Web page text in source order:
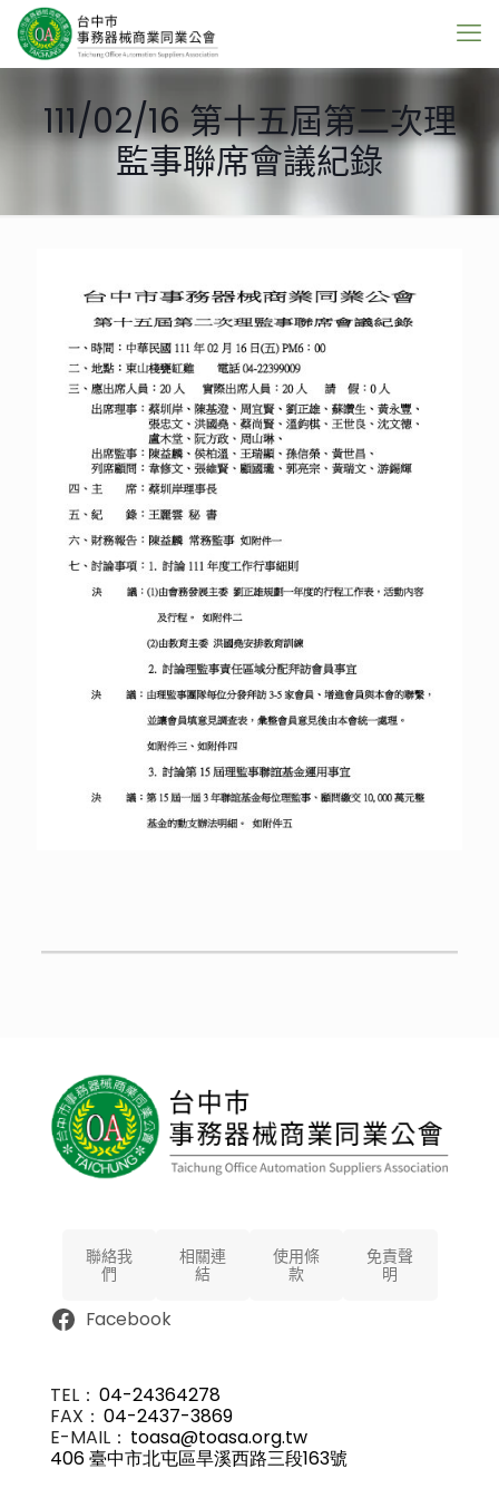
111/02/16 第十五屆第二次理
監事聯席會議紀錄
聯絡我
們
相關連
結
使用條
款
免責聲
明
Facebook
TEL： 04-24364278
FAX： 04-2437-3869
E-MAIL： toasa@toasa.org.tw
406 臺中市北屯區旱溪西路三段163號